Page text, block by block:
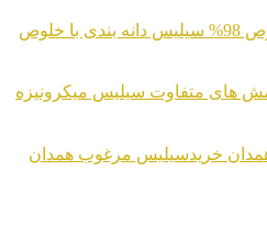
سیلیس دانه بندی با خلوص
سیلیس میکرونیزه
خریدسیلیس مرغوب همدان